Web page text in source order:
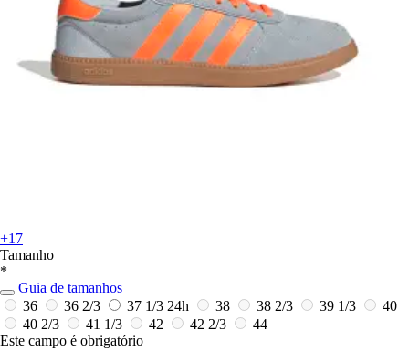
+17
Tamanho
*
Guia de tamanhos
36
36 2/3 37 1/3 24h 38 38 2/3 39 1/3
40
40 2/3
41 1/3 42 42 2/3
44
Este campo é obrigatório